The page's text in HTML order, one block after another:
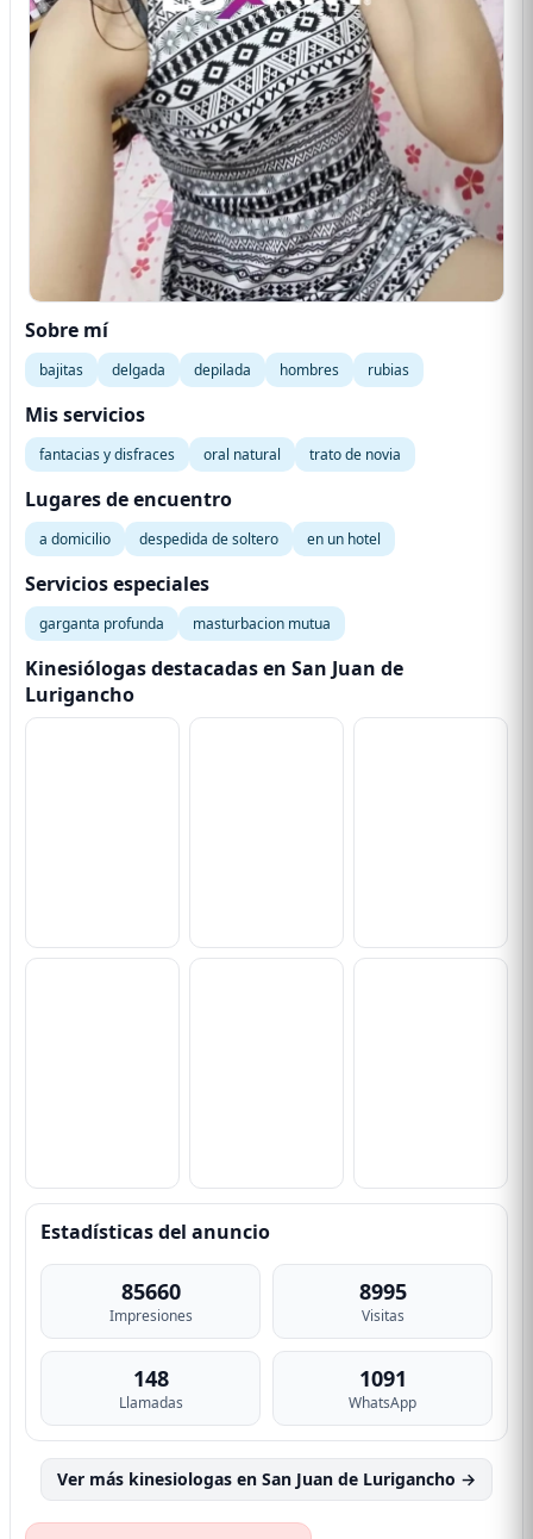
Sobre mí
bajitas delgada depilada hombres rubias
Mis servicios
fantacias y disfraces oral natural trato de novia
Lugares de encuentro
a domicilio despedida de soltero en un hotel
Servicios especiales
garganta profunda masturbacion mutua
Kinesiólogas destacadas en San Juan de
Lurigancho
Estadísticas del anuncio
85660
Impresiones
8995
Visitas
148
Llamadas
1091
WhatsApp
Ver más kinesiologas en San Juan de Lurigancho →